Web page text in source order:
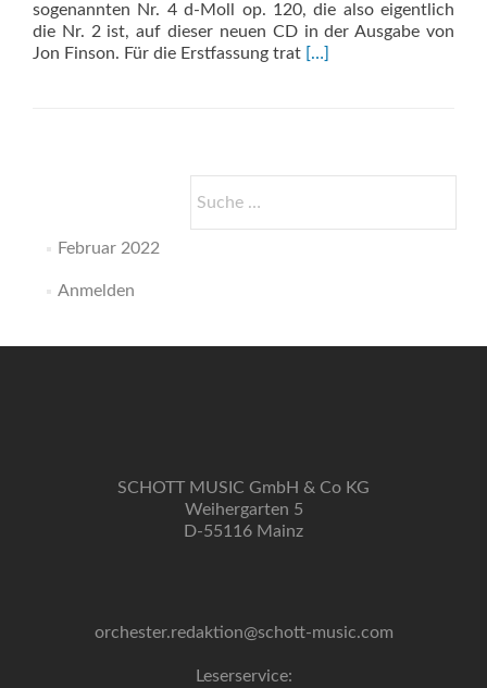
sogenannten Nr. 4 d-Moll op. 120, die also eigentlich
die Nr. 2 ist, auf dieser neuen CD in der Ausgabe von
Jon Finson. Für die Erstfassung trat Read
[…]
nach:
Februar 2022
Anmelden
SCHOTT MUSIC GmbH & Co KG
Weihergarten 5
D-55116 Mainz
orchester.redaktion@schott-music.com
Leserservice: